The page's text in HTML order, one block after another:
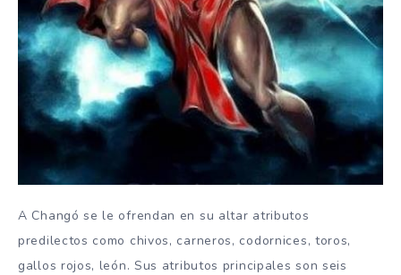
A Changó se le ofrendan en su altar atributos
predilectos como chivos, carneros, codornices, toros,
gallos rojos, león. Sus atributos principales son seis